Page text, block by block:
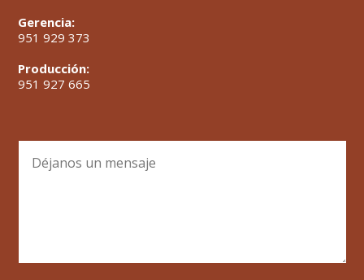
Gerencia:
951 929 373
Producción:
951 927 665